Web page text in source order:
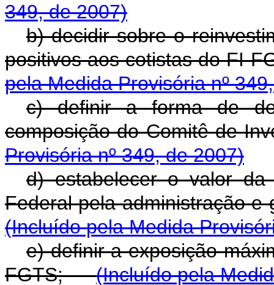
349, de 2007)
b) decidir sobre o
positivos aos cotistas do
pela Medida Provisória nº
c) definir a forma de
composição do Comitê de
Provisória nº 349, de 2007)
d) estabelecer o valor da
Federal pela administração
(Incluído pela Medida
e) definir a exposição
FGTS;(Incluído pela